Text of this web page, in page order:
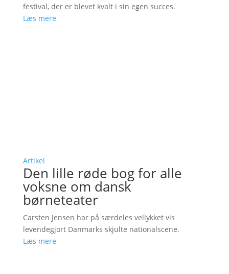
festival, der er blevet kvalt i sin egen succes.
Læs mere
Artikel
Den lille røde bog for alle
voksne om dansk
børneteater
Carsten Jensen har på særdeles vellykket vis
levendegjort Danmarks skjulte nationalscene.
Læs mere